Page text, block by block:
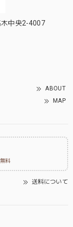
中央2-4007
ABOUT
MAP
料
送料について